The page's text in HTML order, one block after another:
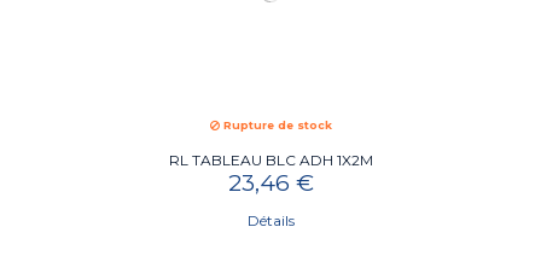
Rupture de stock
RL TABLEAU BLC ADH 1X2M
23,46 €
Détails